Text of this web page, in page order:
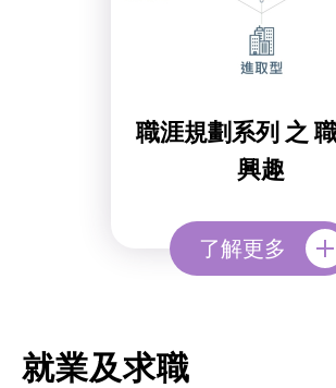
職涯規劃系列 之
興趣
了解更多
就業及求職